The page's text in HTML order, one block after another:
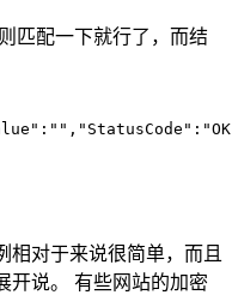
匹配一下就行了，而结
: "" , "StatusCode" :
相对于来说很简单，而且
开说。 有些网站的加密